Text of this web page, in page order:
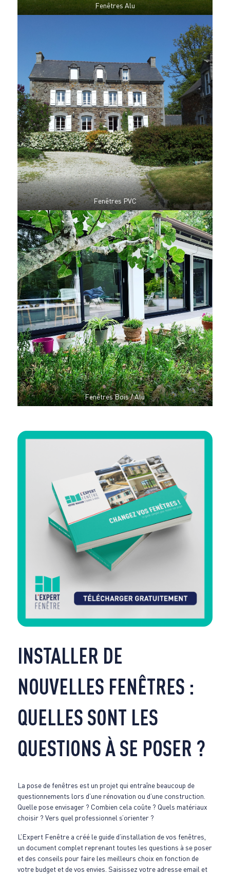
Fenêtres Alu
Fenêtres PVC
Fenêtres Bois / Alu
INSTALLER DE
NOUVELLES FENÊTRES :
QUELLES SONT LES
QUESTIONS À SE POSER ?
La pose de fenêtres est un projet qui entraîne beaucoup de
questionnements lors d’une rénovation ou d’une construction.
Quelle pose envisager ? Combien cela coûte ? Quels matériaux
choisir ? Vers quel professionnel s’orienter ?
L’Expert Fenêtre a créé le guide d’installation de vos fenêtres,
un document complet reprenant toutes les questions à se poser
et des conseils pour faire les meilleurs choix en fonction de
votre budget et de vos envies. Saisissez votre adresse email et